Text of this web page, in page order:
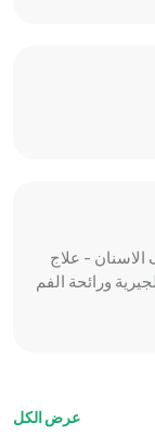
الاسنان - علاج
ورائحة الفم
عرض الكل